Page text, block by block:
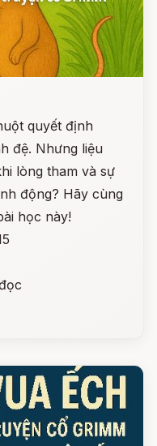
quyết định
đệ. Nhưng liệu
lòng tham và sự
động? Hãy cùng
học này!